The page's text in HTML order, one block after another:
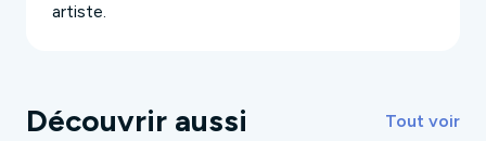
artiste.
Découvrir aussi Tout voir